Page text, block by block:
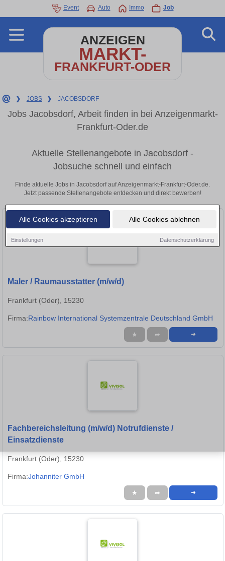
Alle Cookies akzeptieren Alle Cookies ablehnen
Einstellungen Datenschutzerklärung
Event Auto Immo Job
ANZEIGEN
MARKT-
FRANKFURT-ODER
❯ JOBS ❯ JACOBSDORF
Jobs Jacobsdorf, Arbeit finden in bei Anzeigenmarkt-
Frankfurt-Oder.de
Aktuelle Stellenangebote in Jacobsdorf -
Jobsuche schnell und einfach
Finde aktuelle Jobs in Jacobsdorf auf Anzeigenmarkt-Frankfurt-Oder.de.
Jetzt passende Stellenangebote entdecken und direkt bewerben!
Maler / Raumausstatter (m/w/d)
Frankfurt (Oder), 15230
Firma:Rainbow International Systemzentrale Deutschland GmbH
★ ➦ ➜
Fachbereichsleitung (m/w/d) Notrufdienste /
Einsatzdienste
Frankfurt (Oder), 15230
Firma:Johanniter GmbH
★ ➦ ➜